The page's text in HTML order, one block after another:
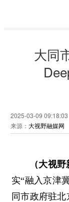
大同
2025-03-09 09:18:03
来源： 大视野融媒网
（大视
实“融入京津
同市政府驻北